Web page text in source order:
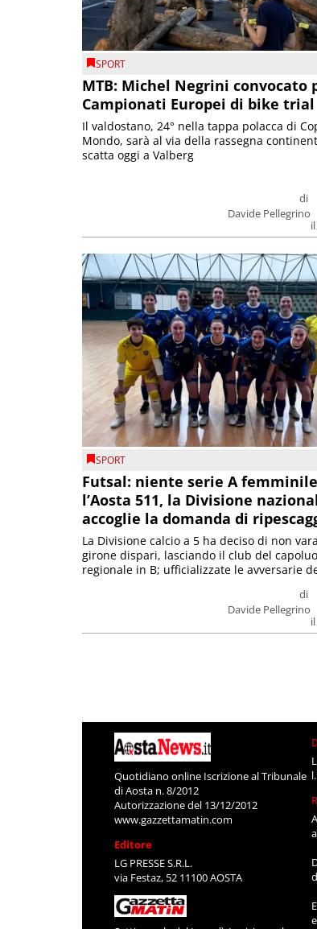
SPORT
MTB: Michel Negrini convocato
Campionati Europei di bike trial
di
Davide Pellegrino
Il valdostano, 24° nella tappa polacca di
Mondo, sarà al via della rassegna
scatta oggi a Valberg
SPORT
Futsal: niente serie A
l’Aosta 511, la Divisione
accoglie la domanda di
di
Davide Pellegrino
La Divisione calcio a 5 ha deciso di non
girone dispari, lasciando il club del
regionale in B; ufficializzate le avversarie
Quotidiano online Iscrizione al Tribunale
di Aosta n. 8/2012
Autorizzazione del 13/12/2012
www.gazzettamatin.com
Editore
LG PRESSE S.R.L.
via Festaz, 52 11100 AOSTA